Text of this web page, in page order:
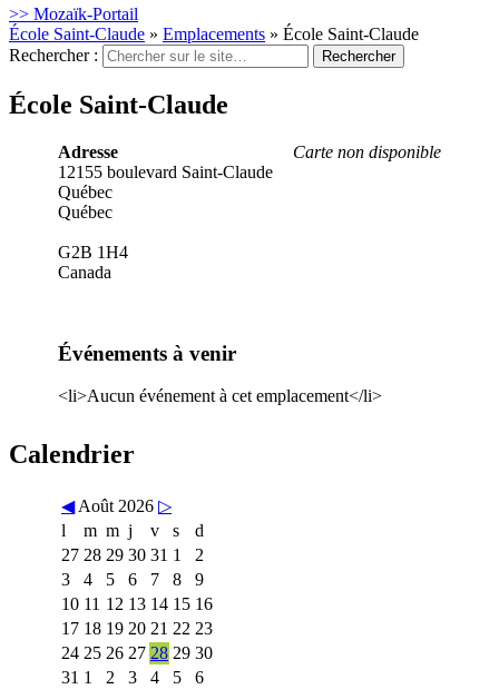
>> Mozaïk-Portail
École Saint-Claude » Emplacements » École Saint-Claude
Rechercher :
École Saint-Claude
Carte non disponible
Adresse
12155 boulevard Saint-Claude
Québec
Québec
G2B 1H4
Canada
Événements à venir
<li>Aucun événement à cet emplacement</li>
Calendrier
◀ Août 2026 ▷
l
m m j v s
d
27 28 29 30 31 1
2
3
4 5 6 7 8
9
10 11 12 13 14 15 16
17 18 19 20 21 22 23
24 25 26 27 28 29 30
31 1 2 3 4 5 6